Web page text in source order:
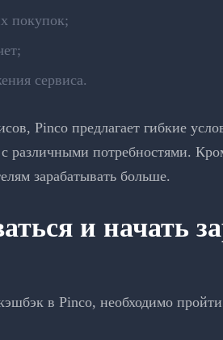
покупок;
сервиса.
Pinco предлагает гибкие
различными потребностями.
зарабатывать больше.
и начать
в Pinco, необходимо